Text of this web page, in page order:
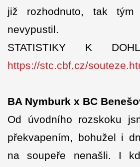
již rozhodnuto, tak
nevypustil.
STATISTIKY K
https://stc.cbf.cz/
BA Nymburk x BC
Od úvodního rozskoku
překvapením, bohužel i
na soupeře nenašli. I